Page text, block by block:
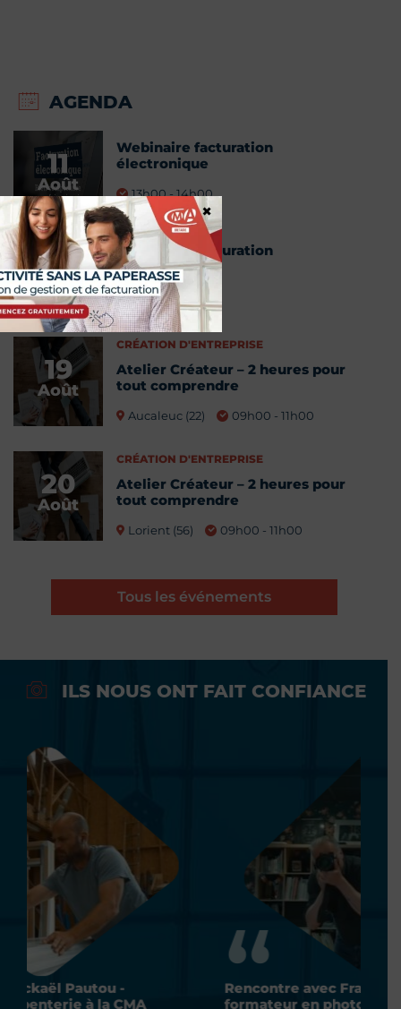
AGENDA
11
Août
Webinaire facturation
électronique
13h00 - 14h00
18
Août
Webinaire facturation
électronique
13h00 - 14h00
19
Août
CRÉATION D'ENTREPRISE
Atelier Créateur – 2 heures pour
tout comprendre
Aucaleuc (22) 09h00 - 11h00
20
Août
CRÉATION D'ENTREPRISE
Atelier Créateur – 2 heures pour
tout comprendre
Lorient (56) 09h00 - 11h00
Tous les événements
ILS NOUS ONT FAIT CONFIANCE
Rencontre avec Franck Boiselier -
formateur en photographie à la CMA
×